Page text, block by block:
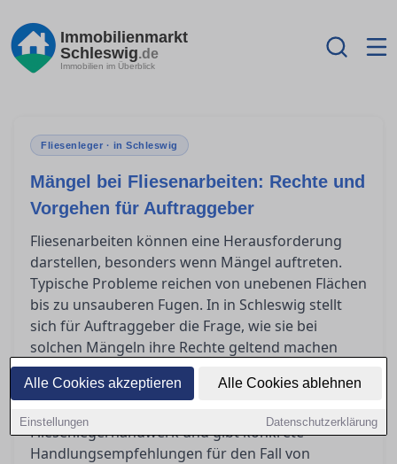
Alle Cookies akzeptieren Alle Cookies ablehnen
Einstellungen Datenschutzerklärung
Immobilienmarkt
Schleswig.de
Immobilien im Überblick
Fliesenleger · in Schleswig
Mängel bei Fliesenarbeiten: Rechte und
Vorgehen für Auftraggeber
Fliesenarbeiten können eine Herausforderung
darstellen, besonders wenn Mängel auftreten.
Typische Probleme reichen von unebenen Flächen
bis zu unsauberen Fugen. In in Schleswig stellt
sich für Auftraggeber die Frage, wie sie bei
solchen Mängeln ihre Rechte geltend machen
können und welche Schritte erforderlich sind, um
Lösungen zu finden. Dieser Ratgeber bietet einen
Fliesenlegerhandwerk und gibt konkrete
Handlungsempfehlungen für den Fall von